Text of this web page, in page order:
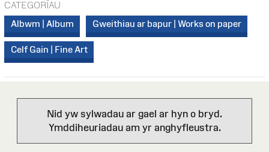
CATEGORÏAU
Albwm | Album
Gweithiau ar bapur | Works on paper
Celf Gain | Fine Art
Nid yw sylwadau ar gael ar hyn o bryd.
Ymddiheuriadau am yr anghyfleustra.